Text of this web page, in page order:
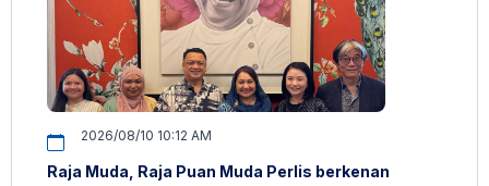
2026/08/10 10:12 AM
Raja Muda, Raja Puan Muda Perlis berkenan